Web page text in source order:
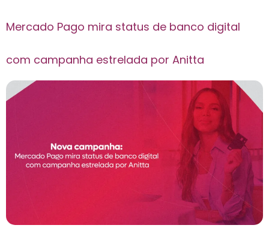
Mercado Pago mira status de banco digital
com campanha estrelada por Anitta